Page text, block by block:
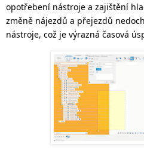
opotřebení nástroje a zajištění
změně nájezdů a přejezdů
nástroje, což je výrazná časová